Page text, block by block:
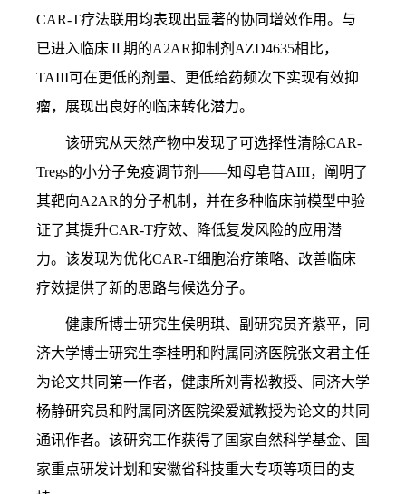
CAR-T疗法联用均表现出显著的协同增效作用。与
已进入临床Ⅱ期的A2AR抑制剂AZD4635相比，
TAIII可在更低的剂量、更低给药频次下实现有效抑
瘤，展现出良好的临床转化潜力。
该研究从天然产物中发现了可选择性清除CAR-
Tregs的小分子免疫调节剂——知母皂苷AIII，阐明了
其靶向A2AR的分子机制，并在多种临床前模型中验
证了其提升CAR-T疗效、降低复发风险的应用潜
力。该发现为优化CAR-T细胞治疗策略、改善临床
疗效提供了新的思路与候选分子。
健康所博士研究生侯明琪、副研究员齐紫平，同
济大学博士研究生李桂明和附属同济医院张文君主任
为论文共同第一作者，健康所刘青松教授、同济大学
杨静研究员和附属同济医院梁爱斌教授为论文的共同
通讯作者。该研究工作获得了国家自然科学基金、国
家重点研发计划和安徽省科技重大专项等项目的支